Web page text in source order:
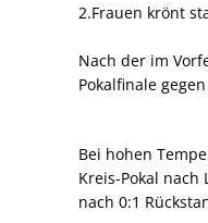
2.Frauen krönt
Nach der im
Pokalfinale
Bei hohen
Kreis-Pokal
nach 0:1